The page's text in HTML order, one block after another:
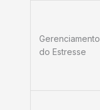
Gerenciamento
do Estresse